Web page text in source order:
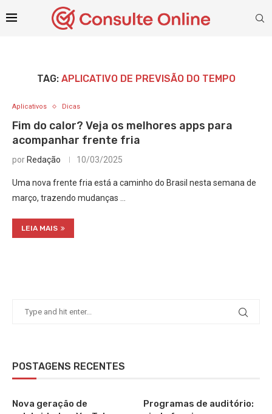
TAG: APLICATIVO DE PREVISÃO DO TEMPO
Aplicativos Dicas
Fim do calor? Veja os melhores apps para
acompanhar frente fria
por Redação 10/03/2025
Uma nova frente fria está a caminho do Brasil nesta semana de
março, trazendo mudanças …
LEIA MAIS
POSTAGENS RECENTES
Nova geração de
Programas de auditório: